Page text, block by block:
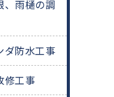
、雨樋の調
防水工事
工事